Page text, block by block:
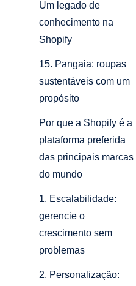
Um legado de
conhecimento na
Shopify
15. Pangaia: roupas
sustentáveis com um
propósito
Por que a Shopify é a
plataforma preferida
das principais marcas
do mundo
1. Escalabilidade:
gerencie o
crescimento sem
problemas
2. Personalização: